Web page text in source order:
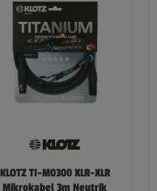
KLOTZ TI-M0300 XLR-XLR
Mikrokabel 3m Neutrik